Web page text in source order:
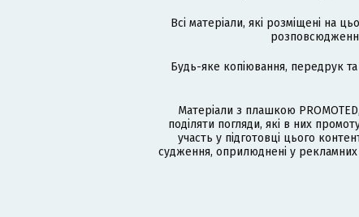
Всі матеріали, які розміщені на
Будь-яке копіювання, передрук
Матеріали з плашкою
поділяти погляди, які в них
участь у підготовці цього
судження, оприлюднені у рекламних